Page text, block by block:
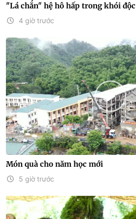
"Lá chắn" hệ hô hấp trong khói độc
4 giờ trước
Món quà cho năm học mới
5 giờ trước